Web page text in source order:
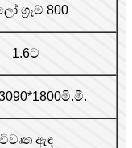
ග්‍රෑම් 800
1.6ට
විවෘත ඇඳ